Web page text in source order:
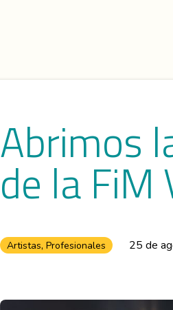
Abrimos
de la
Artistas, Profesionales 25 de